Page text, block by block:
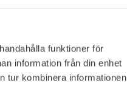
funktioner för
information från din enhet
tur kombinera informationen
så det bir lätt för